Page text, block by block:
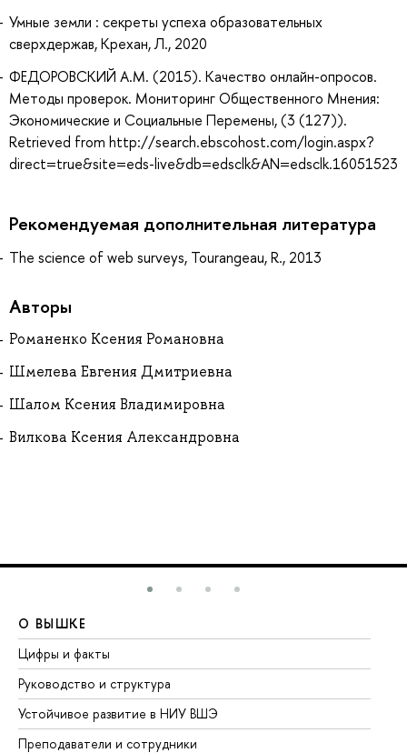
Умные земли : секреты успеха образовательных
сверхдержав, Крехан, Л., 2020
ФЕДОРОВСКИЙ А.М. (2015). Качество онлайн-опросов.
Методы проверок. Мониторинг Общественного Мнения:
Экономические и Социальные Перемены, (3 (127)).
Retrieved from http://search.ebscohost.com/login.aspx?
direct=true&site=eds-live&db=edsclk&AN=edsclk.16051523
Рекомендуемая дополнительная литература
The science of web surveys, Tourangeau, R., 2013
Авторы
Романенко Ксения Романовна
Шмелева Евгения Дмитриевна
Шалом Ксения Владимировна
Вилкова Ксения Александровна
О ВЫШКЕ
Цифры и факты
Руководство и структура
Устойчивое развитие в НИУ ВШЭ
Преподаватели и сотрудники